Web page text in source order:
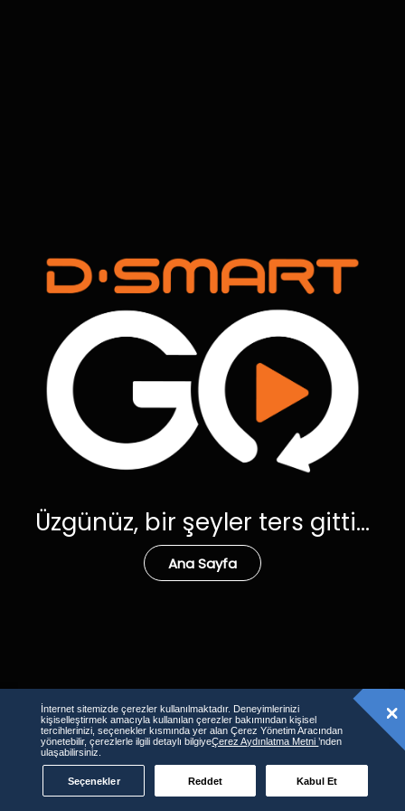
Üzgünüz, bir şeyler ters gitti...
Ana Sayfa
İnternet sitemizde çerezler kullanılmaktadır. Deneyimlerinizi
kişiselleştirmek amacıyla kullanılan çerezler bakımından kişisel
tercihlerinizi, seçenekler kısmında yer alan Çerez Yönetim Aracından
yönetebilir, çerezlerle ilgili detaylı bilgiyeÇerez Aydınlatma Metni’nden
ulaşabilirsiniz.
Seçenekler Reddet Kabul Et